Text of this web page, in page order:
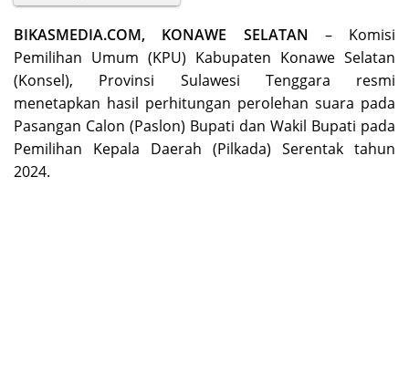
BIKASMEDIA.COM, KONAWE SELATAN – Komisi
Pemilihan Umum (KPU) Kabupaten Konawe Selatan
(Konsel), Provinsi Sulawesi Tenggara resmi
menetapkan hasil perhitungan perolehan suara pada
Pasangan Calon (Paslon) Bupati dan Wakil Bupati pada
Pemilihan Kepala Daerah (Pilkada) Serentak tahun
2024.